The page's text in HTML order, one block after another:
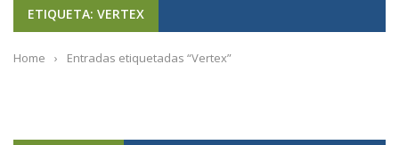
ETIQUETA: VERTEX
Home › Entradas etiquetadas “Vertex”